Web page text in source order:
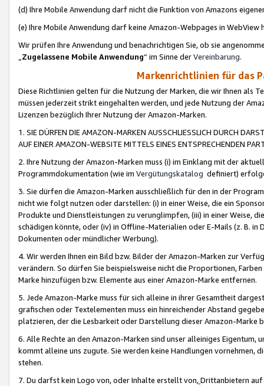
(d) Ihre Mobile Anwendung darf nicht die Funktion von Amazons
(e) Ihre Mobile Anwendung darf keine Amazon-Webpages in WebView
Wir prüfen Ihre Anwendung und benachrichtigen Sie, ob sie
„Zugelassene Mobile Anwendung“ im Sinne derVereinbarung.
Markenrichtlinien für das
Diese Richtlinien gelten für die Nutzung der Marken, die wir Ihnen als
müssen jederzeit strikt eingehalten werden, und jede Nutzung der
Lizenzen bezüglich Ihrer Nutzung der Amazon-Marken.
1. SIE DÜRFEN DIE AMAZON-MARKEN AUSSCHLIESSLICH DURCH
AUF EINER AMAZON-WEBSITE MITTELS EINES ENTSPRECHENDEN
2. Ihre Nutzung der Amazon-Marken muss (i) im Einklang mit der
Programmdokumentation (wie im Vergütungskatalog definiert)
3. Sie dürfen die Amazon-Marken ausschließlich für den in der
nicht wie folgt nutzen oder darstellen: (i) in einer Weise, die ein
Produkte und Dienstleistungen zu verunglimpfen, (iii) in einer Weise,
schädigen könnte, oder (iv) in Offline-Materialien oder E-Mails (z. B. in
Dokumenten oder mündlicher Werbung).
4. Wir werden Ihnen ein Bild bzw. Bilder der Amazon-Marken zur
verändern. So dürfen Sie beispielsweise nicht die Proportionen,
Marke hinzufügen bzw. Elemente aus einer Amazon-Marke entfernen.
5. Jede Amazon-Marke muss für sich alleine in ihrer Gesamtheit
grafischen oder Textelementen muss ein hinreichender Abstand
platzieren, der die Lesbarkeit oder Darstellung dieser Amazon-Marke
6. Alle Rechte an den Amazon-Marken sind unser alleiniges
kommt alleine uns zugute. Sie werden keine Handlungen vornehmen,
stehen.
7. Du darfst kein Logo von, oder Inhalte erstellt von,Drittanbietern auf